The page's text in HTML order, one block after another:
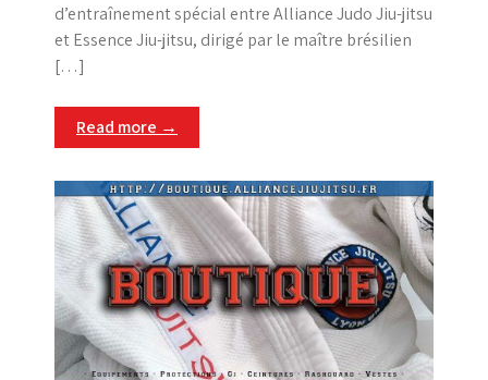
d’entraînement spécial entre Alliance Judo Jiu-jitsu
et Essence Jiu-jitsu, dirigé par le maître brésilien
[…]
Read more →